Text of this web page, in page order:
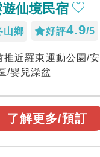
仙境民宿
山鄉 好評4.9/5
推近羅東運動公園/
/嬰兒澡盆
了解更多/預訂